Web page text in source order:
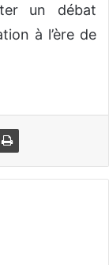
un débat
à l’ère de